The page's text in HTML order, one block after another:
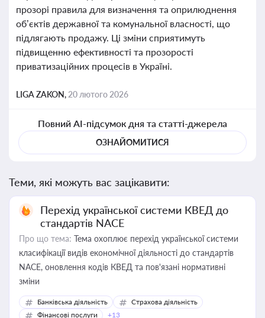
прозорі правила для визначення та оприлюднення
об’єктів державної та комунальної власності, що
підлягають продажу. Ці зміни сприятимуть
підвищенню ефективності та прозорості
приватизаційних процесів в Україні.
LIGA ZAKON, 20 лютого 2026
Повний AI-підсумок дня та статті-джерела
ОЗНАЙОМИТИСЯ
Теми, які можуть вас зацікавити:
Перехід української системи КВЕД до
стандартів NACE
Про що тема: Тема охоплює перехід української системи
класифікації видів економічної діяльності до стандартів
NACE, оновлення кодів КВЕД та пов'язані нормативні
зміни
Банківська діяльність
Страхова діяльність
Фінансові послуги
+13